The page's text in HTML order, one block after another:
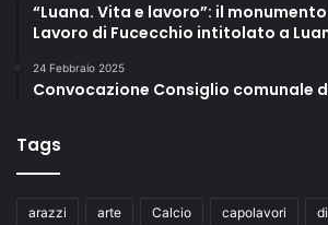
“Luana. Vita e lavoro”: il
Lavoro di Fucecchio intitolato a
24 Febbraio 2025
Convocazione Consiglio comunale
Tags
arazzi arte Calcio capolavori